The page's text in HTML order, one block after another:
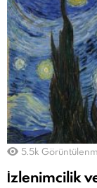
5.5k
İzlenimcilik